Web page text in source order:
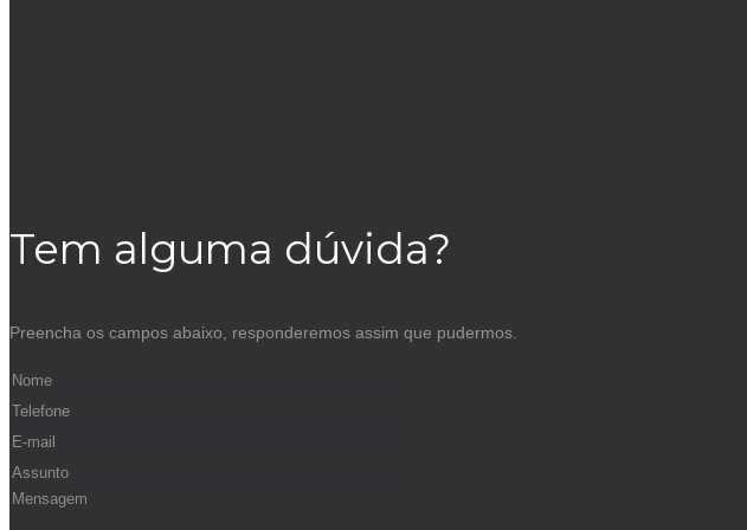
Tem alguma dúvida?
Preencha os campos abaixo, responderemos assim que pudermos.